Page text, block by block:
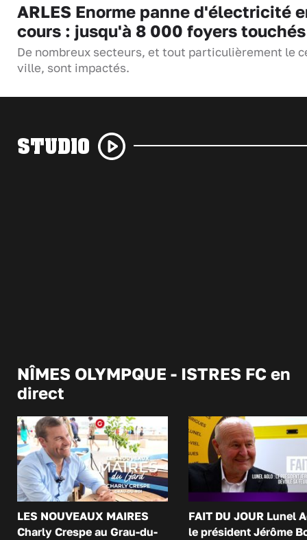
ARLES Enorme panne d'électricité
cours : jusqu'à 8 000 foyers touchés
De nombreux secteurs, et tout particulièrement le
ville, sont impactés.
STUDIO
NÎMES OLYMPQUE - ISTRES FC en
direct
LES NOUVEAUX MAIRES
Charly Crespe au Grau-du-
FAIT DU JOUR Lunel
le président Jérôme